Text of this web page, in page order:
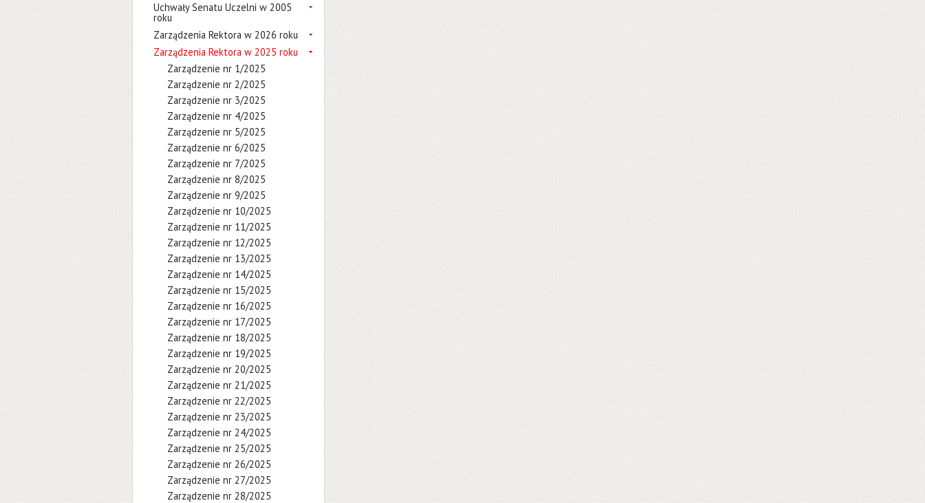
Uchwały Senatu Uczelni w 2005
roku
Zarządzenia Rektora w 2026 roku
Zarządzenia Rektora w 2025 roku
Zarządzenie nr 1/2025
Zarządzenie nr 2/2025
Zarządzenie nr 3/2025
Zarządzenie nr 4/2025
Zarządzenie nr 5/2025
Zarządzenie nr 6/2025
Zarządzenie nr 7/2025
Zarządzenie nr 8/2025
Zarządzenie nr 9/2025
Zarządzenie nr 10/2025
Zarządzenie nr 11/2025
Zarządzenie nr 12/2025
Zarządzenie nr 13/2025
Zarządzenie nr 14/2025
Zarządzenie nr 15/2025
Zarządzenie nr 16/2025
Zarządzenie nr 17/2025
Zarządzenie nr 18/2025
Zarządzenie nr 19/2025
Zarządzenie nr 20/2025
Zarządzenie nr 21/2025
Zarządzenie nr 22/2025
Zarządzenie nr 23/2025
Zarządzenie nr 24/2025
Zarządzenie nr 25/2025
Zarządzenie nr 26/2025
Zarządzenie nr 27/2025
Zarządzenie nr 28/2025